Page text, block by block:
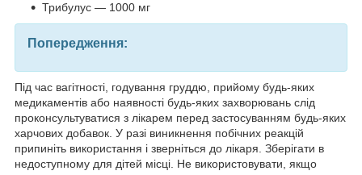
Трибулус — 1000 мг
Попередження:
Під час вагітності, годування груддю, прийому будь-яких
медикаментів або наявності будь-яких захворювань слід
проконсультуватися з лікарем перед застосуванням будь-яких
харчових добавок. У разі виникнення побічних реакцій
припиніть використання і зверніться до лікаря. Зберігати в
недоступному для дітей місці. Не використовувати, якщо